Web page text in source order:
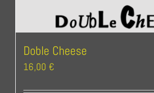
Doble Cheese
16,00 €